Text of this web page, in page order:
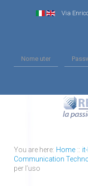
Via
You are here: Home ::
Communication
per l’uso